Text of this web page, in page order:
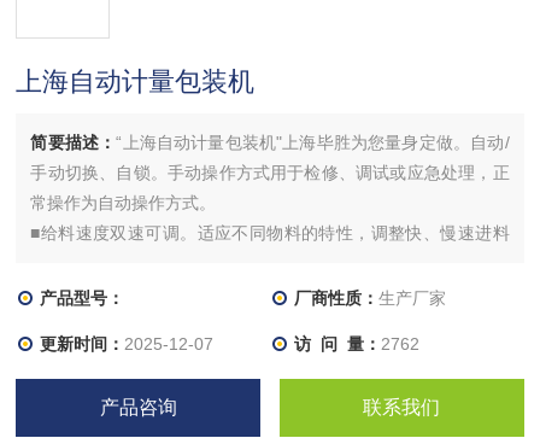
上海自动计量包装机
简要描述：“上海自动计量包装机"上海毕胜为您量身定做。自动/
手动切换、自锁。手动操作方式用于检修、调试或应急处理，正
常操作为自动操作方式。
■给料速度双速可调。适应不同物料的特性，调整快、慢速进料
产品型号：
厂商性质： 生产厂家
更新时间： 2025-12-07 访 问 量： 2762
产品咨询 联系我们